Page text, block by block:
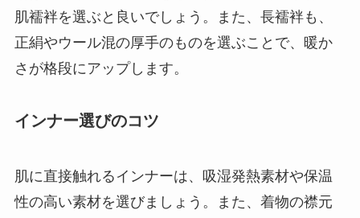
肌襦袢を選ぶと良いでしょう。また、長襦袢も、
正絹やウール混の厚手のものを選ぶことで、暖か
さが格段にアップします。
インナー選びのコツ
肌に直接触れるインナーは、吸湿発熱素材や保温
性の高い素材を選びましょう。また、着物の襟元